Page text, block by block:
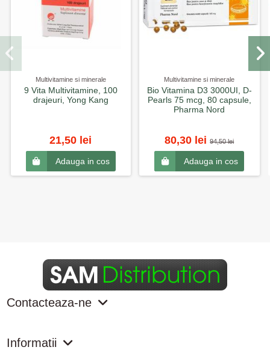
Multivitamine si minerale
9 Vita Multivitamine, 100
drajeuri, Yong Kang
21,50 lei
Adauga in cos
Multivitamine si minerale
Bio Vitamina D3 3000UI, D-
Pearls 75 mcg, 80 capsule,
Pharma Nord
80,30 lei94,50 lei
Adauga in cos
Contacteaza-ne
Informatii